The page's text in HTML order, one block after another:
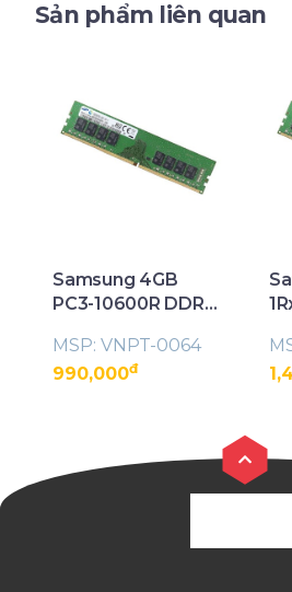
Sản phẩm liên quan
Samsung 4GB
PC3-10600R DDR3-
Memory
MSP: VNPT-0064
990,000đ